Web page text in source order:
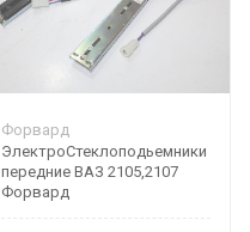
Форвард
ЭлектроСтеклоподьемники
передние ВАЗ 2105,2107
Форвард